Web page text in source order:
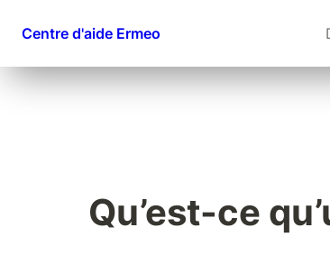
Centre d'aide Ermeo
Qu’est-ce